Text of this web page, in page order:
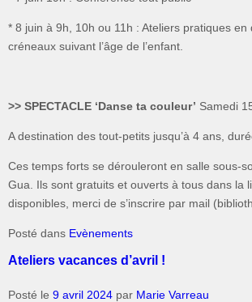
* 8 juin à 9h, 10h ou 11h : Ateliers pratiques en
créneaux suivant l’âge de l’enfant.
>> SPECTACLE ‘Danse ta couleur’ Samedi
A destination des tout-petits jusqu’à 4 ans,
Ces temps forts se dérouleront en salle sous-
Gua. Ils sont gratuits et ouverts à tous dans la
disponibles, merci de s’inscrire par mail
Posté dans Evènements
Ateliers vacances d’avril !
Posté le 9 avril 2024 par Marie Varreau